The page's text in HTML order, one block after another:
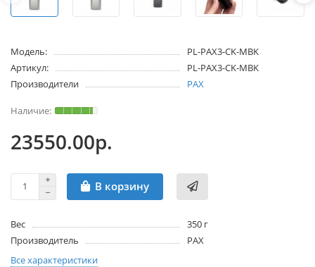
Модель:
PL-PAX3-CK-MBK
Артикул:
PL-PAX3-CK-MBK
Производители
PAX
23550.00р.
В корзину
Вес
350 г
Производитель
PAX
Все характеристики